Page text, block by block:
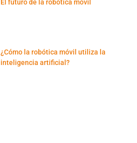
El futuro de la robótica móvil
¿Cómo la robótica móvil utiliza la
inteligencia artificial?